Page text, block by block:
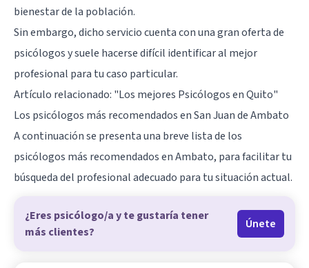
bienestar de la población.
Sin embargo, dicho servicio cuenta con una gran oferta de
psicólogos y suele hacerse difícil identificar al mejor
profesional para tu caso particular.
Artículo relacionado: "Los mejores Psicólogos en Quito"
Los psicólogos más recomendados en San Juan de Ambato
A continuación se presenta una breve lista de los
psicólogos más recomendados en Ambato, para facilitar tu
búsqueda del profesional adecuado para tu situación actual.
¿Eres psicólogo/a y te gustaría tener
más clientes?
Únete